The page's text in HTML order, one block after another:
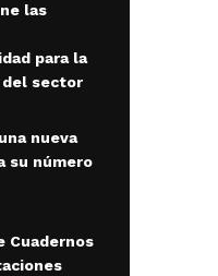
las
para la
del sector
nueva
su número
Cuadernos